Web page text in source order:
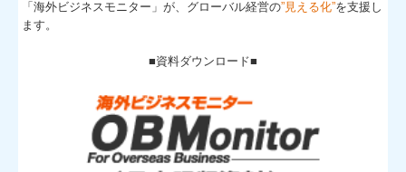
「海外ビジネスモニター」が、グローバル経営の”見える化”を支援し
ます。
■資料ダウンロード■